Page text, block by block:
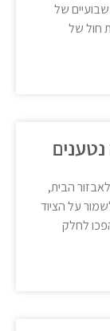
של
חול של
הבית,
על הציוד
לחלק